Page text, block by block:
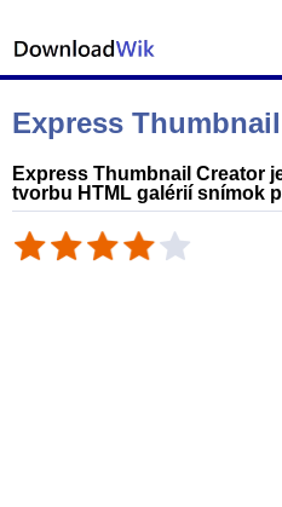
Express
Express Thumbnail Creator
tvorbu HTML galérií snímok